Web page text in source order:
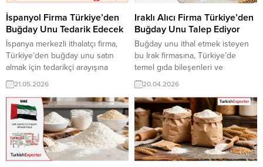
distributors, and wholesale
buyers. The lists support faster
customer...
fırsatlarını görüntüleyin! İngiliz
Şirket, Türkiye’den Polar Kumaş
İthalatıyla İlgileniyorKenyalı...
İspanyol Firma Türkiye’den
Buğday Unu Tedarik Edecek
İspanya merkezli ithalatçı firma,
Türkiye’den buğday unu satın
almak için tedarikçi arayışına
başladı. Fırıncılık ve gıda
sektöründe kullanılacak farklı
gramaj ve kalite seçeneklerine
sahip un ürünleriyle ilgilenen
firma, Türk üreticilerden teknik
detaylar, ihracat şartları ve güncel
fiyat teklifleri talep ediyor. ➤
Talebin detaylarına buradan
21.05.2026
Iraklı Alıcı Firma Türkiye’den
Buğday Unu Talep Ediyor
Buğday unu ithal etmek isteyen
bu Irak firmasına, Türkiye’de
temel gıda bileşenleri ve
değirmencilik ürünleri ile buğday
unu üreticisi veya tedarikçisi olan
ihracatçı firmalar teklif sunabilirler.
Yeni bir ihracat pazarı fırsatı olan
bu alım ilanının iletişim bilgilerine
TurkishExporter VIP üyeleri ile TE
üyelik kredisi sahibi ihracat
şirketleri erişebilmektedir. ➤ Bu...
20.04.2026